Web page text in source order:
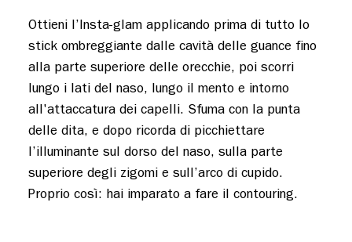
Ottieni l’Insta-glam applicando prima di tutto lo
stick ombreggiante dalle cavità delle guance fino
alla parte superiore delle orecchie, poi scorri
lungo i lati del naso, lungo il mento e intorno
all'attaccatura dei capelli. Sfuma con la punta
delle dita, e dopo ricorda di picchiettare
l’illuminante sul dorso del naso, sulla parte
superiore degli zigomi e sull’arco di cupido.
Proprio così: hai imparato a fare il contouring.